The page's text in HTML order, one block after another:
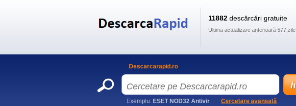
11882 descărcări gratuite
Ultima actualizare anterioară 577 zile
Descarcarapid.ro
Exemplu: ESET NOD32 Antivir Cercetare avansată